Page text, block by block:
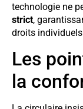
technologie ne
strict,
droits
Les
la